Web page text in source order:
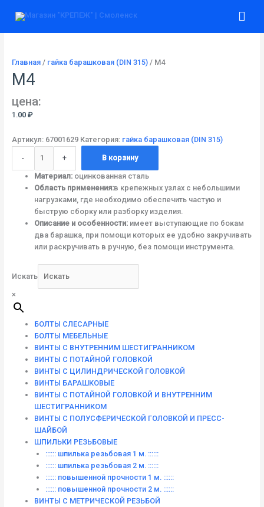
Главная/ гайка барашковая (DIN 315)/ М4
М4
цена:
1.00 ₽
Артикул: 67001629 Категория: гайка барашковая (DIN 315)
-
товара
+ В корзину
Материал:оцинкованная сталь
Область применения:в крепежных узлах с небольшими
нагрузками, где необходимо обеспечить частую и
быструю сборку или разборку изделия.
Описание и особенности:имеет выступающие по бокам
два барашка, при помощи которых ее удобно закручивать
или раскручивать в ручную, без помощи инструмента.
Искать
×
БОЛТЫ СЛЕСАРНЫЕ
БОЛТЫ МЕБЕЛЬНЫЕ
ВИНТЫ С ВНУТРЕННИМ ШЕСТИГРАННИКОМ
ВИНТЫ С ПОТАЙНОЙ ГОЛОВКОЙ
ВИНТЫ С ЦИЛИНДРИЧЕСКОЙ ГОЛОВКОЙ
ВИНТЫ БАРАШКОВЫЕ
ВИНТЫ С ПОТАЙНОЙ ГОЛОВКОЙ И ВНУТРЕННИМ
ШЕСТИГРАННИКОМ
ВИНТЫ С ПОЛУСФЕРИЧЕСКОЙ ГОЛОВКОЙ И ПРЕСС-
ШАЙБОЙ
ШПИЛЬКИ РЕЗЬБОВЫЕ
:::::: шпилька резьбовая 1 м. ::::::
:::::: шпилька резьбовая 2 м. ::::::
:::::: повышенной прочности 1 м. ::::::
:::::: повышенной прочности 2 м. ::::::
ВИНТЫ C МЕТРИЧЕСКОЙ РЕЗЬБОЙ